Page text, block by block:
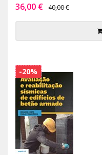
36,00 € 40,00 €
-20%